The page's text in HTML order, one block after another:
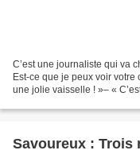
C’est une journaliste qui va
Est-ce que je peux voir votre
une jolie vaisselle ! »– «
Savoureux : Trois